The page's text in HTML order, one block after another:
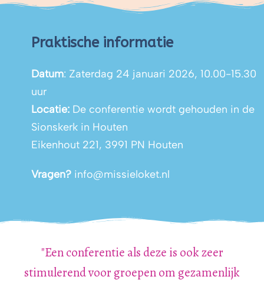
Praktische informatie
Datum: Zaterdag 24 januari 2026, 10.00-15.30
uur
Locatie: De conferentie wordt gehouden in de
Sionskerk in Houten
Eikenhout 221, 3991 PN Houten
Vragen? info@missieloket.nl
"Een conferentie als deze is ook zeer
stimulerend voor groepen om gezamenlijk